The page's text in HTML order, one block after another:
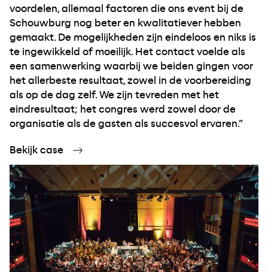
voordelen, allemaal factoren die ons event bij de
Schouwburg nog beter en kwalitatiever hebben
gemaakt. De mogelijkheden zijn eindeloos en niks is
te ingewikkeld of moeilijk. Het contact voelde als
een samenwerking waarbij we beiden gingen voor
het allerbeste resultaat, zowel in de voorbereiding
als op de dag zelf. We zijn tevreden met het
eindresultaat; het congres werd zowel door de
organisatie als de gasten als succesvol ervaren.”
Bekijk case